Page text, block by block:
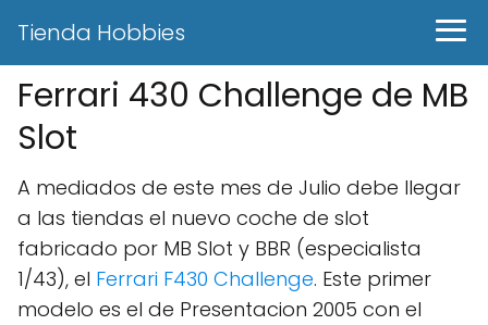
Tienda Hobbies
Ferrari 430 Challenge de MB
Slot
A mediados de este mes de Julio debe llegar
a las tiendas el nuevo coche de slot
fabricado por MB Slot y BBR (especialista
1/43), el Ferrari F430 Challenge. Este primer
modelo es el de Presentacion 2005 con el